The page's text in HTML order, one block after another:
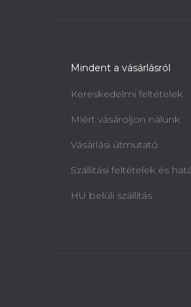
Mindent a vásárlásról
Kereskedelmi feltételek
Miért vásároljon nálunk
Vásárlási útmutató
Szállítási feltételek és
HU belüli szállítás